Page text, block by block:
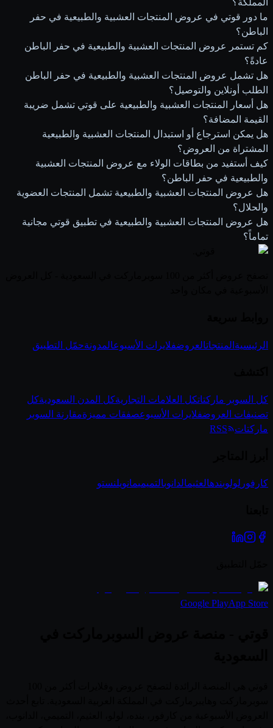
المملكة؟
ما دور قوتي في عروض المنتجات العشبية والطبيعية في حفر
الباطن؟
كم تستمر عروض المنتجات العشبية والطبيعية في حفر الباطن
عادةً؟
هل تشمل عروض المنتجات العشبية والطبيعية في حفر الباطن
الطلب أونلاين والتوصيل؟
هل أسعار المنتجات العشبية والطبيعية على قوتي تشمل ضريبة
القيمة المضافة؟
هل يمكن استرجاع أو استبدال المنتجات العشبية والطبيعية
المشتراة من العروض؟
كيف أستفيد من بطاقات الولاء مع عروض المنتجات العشبية
والطبيعية في حفر الباطن؟
هل عروض المنتجات العشبية والطبيعية تشمل المنتجات العضوية
والحلال؟
هل عروض المنتجات العشبية والطبيعية في تطبيق قوتي مجانية
تماماً؟
الرئيسية المنتجاتالعروضفلايرات الأسبوعالمدونةحمّل التطبيق
كل السوبر ماركتاتكل العلامات التجاريةكل المدن السعوديةكل
تصنيفات العروضفلايرات الأسبوعصفقات مميزةمقارنة السوبر
ماركتات
RSS
كارفور لولوبندهالعثيمالدانوبالتميميمانويلنستو
Google PlayApp Store